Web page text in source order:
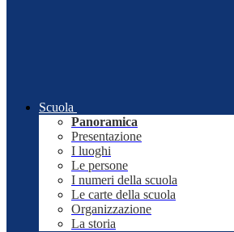
Scuola
Panoramica
Presentazione
I luoghi
Le persone
I numeri della scuola
Le carte della scuola
Organizzazione
La storia